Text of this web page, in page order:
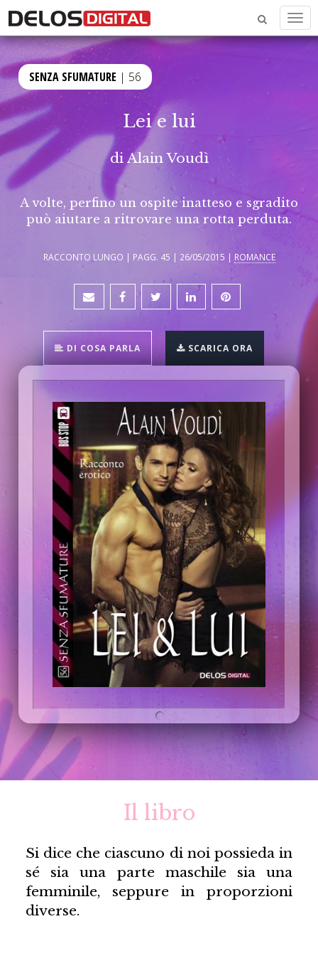
SENZA SFUMATURE | 56
Lei e lui
diAlain Voudì
A volte, perfino un ospite inatteso e sgradito
può aiutare a ritrovare una rotta perduta.
RACCONTO LUNGO | PAGG. 45 | 26/05/2015 | ROMANCE
DI COSA PARLA SCARICA ORA
Il libro
Si dice che ciascuno di noi possieda in
sé sia una parte maschile sia una
femminile, seppure in proporzioni
diverse.